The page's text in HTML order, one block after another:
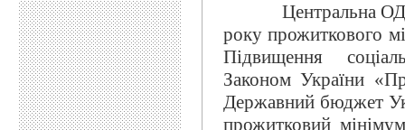
Центральна
року прожиткового
Підвищення
Законом України
Державний бюджет
прожитковий